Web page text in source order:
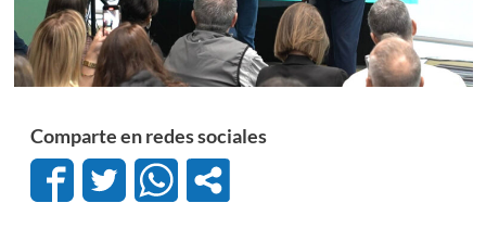
Comparte en redes sociales